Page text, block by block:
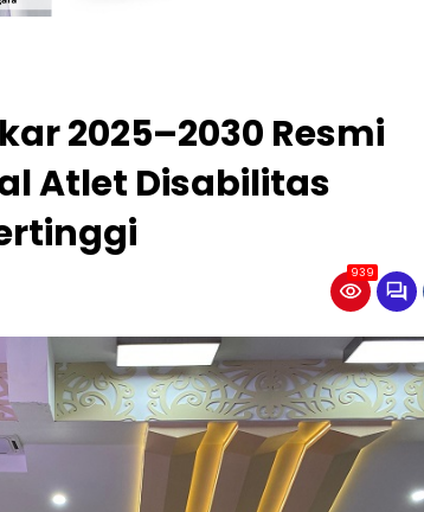
2025–2030 Resmi
Atlet Disabilitas
939